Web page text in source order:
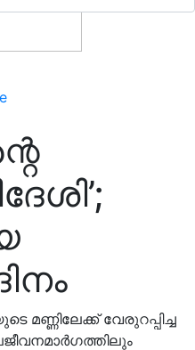
മണ്ണിലേക്ക് വേരുറപ്പിച്ച